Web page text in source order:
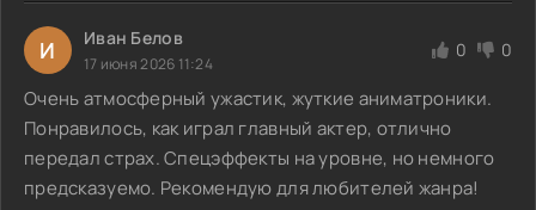
И Иван Белов
17 июня 2026 11:24
0 0
Очень атмосферный ужастик, жуткие аниматроники.
Понравилось, как играл главный актер, отлично
передал страх. Спецэффекты на уровне, но немного
предсказуемо. Рекомендую для любителей жанра!